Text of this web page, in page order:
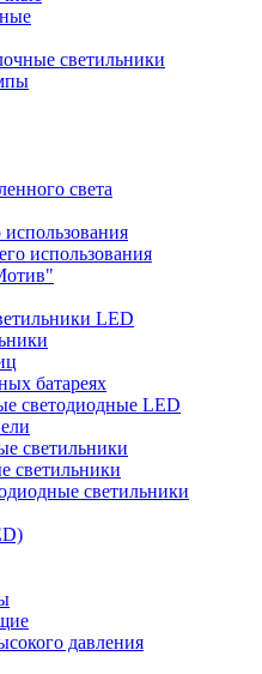
светильники
света
использования
LED
батареях
светодиодные LED
светильники
светильники
светильники
давления